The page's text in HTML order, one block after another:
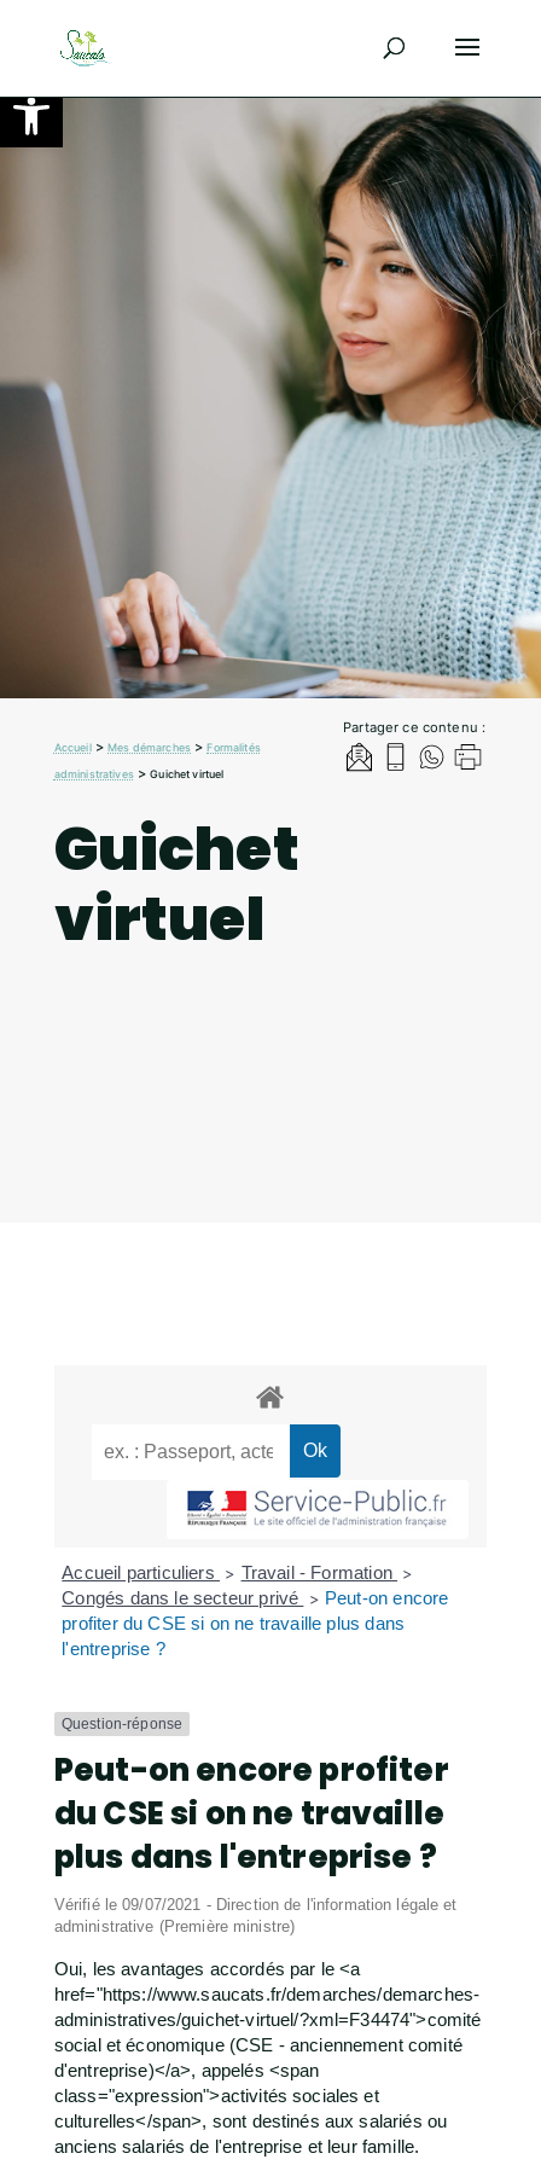
Ouvrir la barre d’outils
Partager ce contenu :
Accueil>Mes démarches >Formalités
administratives>Guichet virtuel
Guichet
virtuel
Accueil particuliers > Travail - Formation >
Congés dans le secteur privé > Peut-on encore
profiter du CSE si on ne travaille plus dans
l'entreprise ?
Question-réponse
Peut-on encore profiter
du CSE si on ne travaille
plus dans l'entreprise ?
Vérifié le 09/07/2021 - Direction de l'information légale et
administrative (Première ministre)
Oui, les avantages accordés par le <a
href="https://www.saucats.fr/demarches/demarches-
administratives/guichet-virtuel/?xml=F34474">comité
social et économique (CSE - anciennement comité
d'entreprise)</a>, appelés <span
class="expression">activités sociales et
culturelles</span>, sont destinés aux salariés ou
anciens salariés de l'entreprise et leur famille.